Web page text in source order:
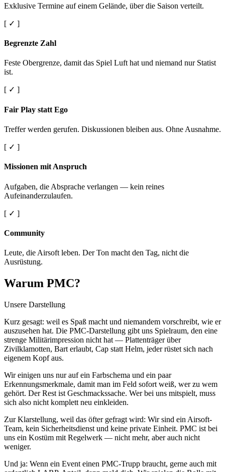
Exklusive Termine auf einem Gelände, über die Saison verteilt.
[ ✓ ]
Begrenzte Zahl
Feste Obergrenze, damit das Spiel Luft hat und niemand nur Statist
ist.
[ ✓ ]
Fair Play statt Ego
Treffer werden gerufen. Diskussionen bleiben aus. Ohne Ausnahme.
[ ✓ ]
Missionen mit Anspruch
Aufgaben, die Absprache verlangen — kein reines
Aufeinanderzulaufen.
[ ✓ ]
Community
Leute, die Airsoft leben. Der Ton macht den Tag, nicht die
Ausrüstung.
Warum PMC?
Unsere Darstellung
Kurz gesagt: weil es Spaß macht und niemandem vorschreibt, wie er
auszusehen hat. Die PMC-Darstellung gibt uns Spielraum, den eine
strenge Militärimpression nicht hat — Plattenträger über
Zivilklamotten, Bart erlaubt, Cap statt Helm, jeder rüstet sich nach
eigenem Kopf aus.
Wir einigen uns nur auf ein Farbschema und ein paar
Erkennungsmerkmale, damit man im Feld sofort weiß, wer zu wem
gehört. Der Rest ist Geschmackssache. Wer bei uns mitspielt, muss
sich also nicht komplett neu einkleiden.
Zur Klarstellung, weil das öfter gefragt wird: Wir sind ein Airsoft-
Team, kein Sicherheitsdienst und keine private Einheit. PMC ist bei
uns ein Kostüm mit Regelwerk — nicht mehr, aber auch nicht
weniger.
Und ja: Wenn ein Event einen PMC-Trupp braucht, gerne auch mit